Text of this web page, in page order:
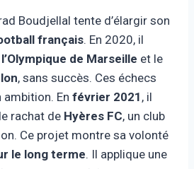
Boudjellal tente d’élargir son
français. En 2020, il
l’Olympique de Marseille et le
, sans succès. Ces échecs
En février 2021 , il
rachat de Hyères FC, un club
Ce projet montre sa volonté
le long terme. Il applique une